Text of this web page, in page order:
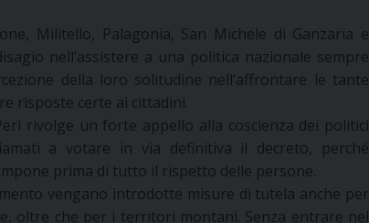
Militello, Palagonia, San Michele di Ganzaria e
nell’assistere a una politica nazionale sempre
della loro solitudine nell’affrontare le tante
risposte certe ai cittadini.
rivolge un forte appello alla coscienza dei politici
a votare in via definitiva il decreto, perché
prima di tutto il rispetto delle persone.
vengano introdotte misure di tutela anche per
oltre che per i territori montani. Senza entrare nel